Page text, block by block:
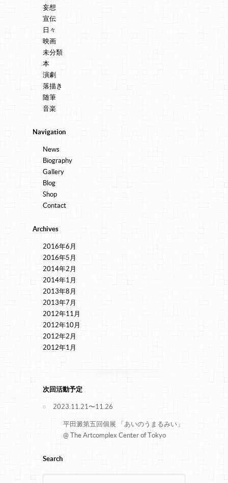
妄想
宣伝
日々
映画
未分類
本
演劇
落描き
随筆
音楽
Navigation
News
Biography
Gallery
Blog
Shop
Contact
Archives
2016年6月
2016年5月
2014年2月
2014年1月
2013年8月
2013年7月
2012年11月
2012年10月
2012年2月
2012年1月
次回活動予定
2023.11.21〜11.26
平田澱第五回個展 「あいのうまるみい」
@ The Artcomplex Center of Tokyo
Search